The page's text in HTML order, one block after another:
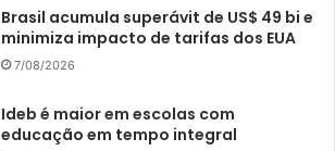
Brasil acumula superávit de US$ 49 bi e
minimiza impacto de tarifas dos EUA
7/08/2026
Ideb é maior em escolas com
educação em tempo integral